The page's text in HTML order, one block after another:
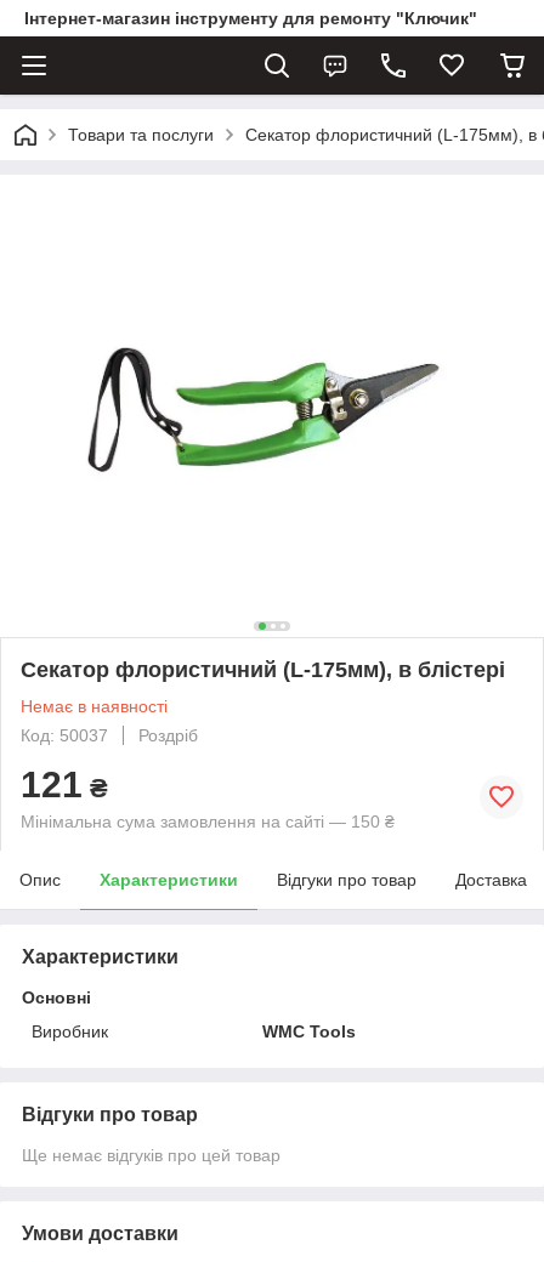
Інтернет-магазин інструменту для ремонту "Ключик"
Товари та послуги Секатор флористичний (L-175мм), в
Секатор флористичний (L-175мм), в блістері
Немає в наявності
Код: 50037
Роздріб
121 ₴
Мінімальна сума замовлення на сайті — 150 ₴
Опис Характеристики Відгуки про товар Доставка
Характеристики
Основні
Виробник
WMC Tools
Відгуки про товар
Ще немає відгуків про цей товар
Умови доставки